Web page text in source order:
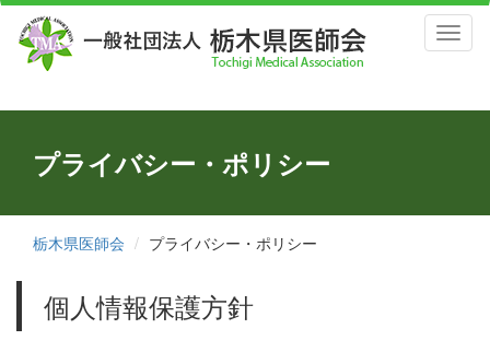
プライバシー・ポリシー
栃木県医師会 プライバシー・ポリシー
個人情報保護方針